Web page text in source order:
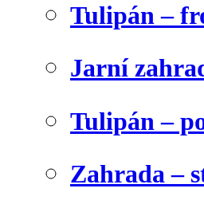
Tulipán –
Jarní
Tulipán –
Zahrada –